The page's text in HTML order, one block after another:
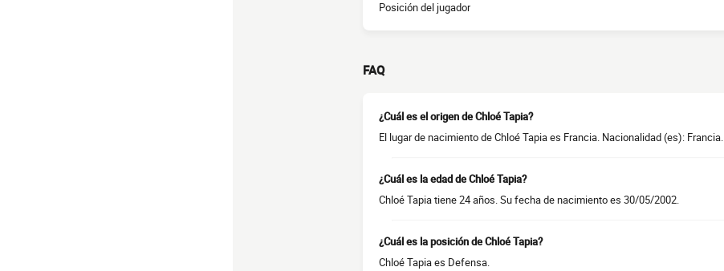
Posición del jugador
FAQ
¿Cuál es el origen de Chloé Tapia?
El lugar de nacimiento de Chloé Tapia es Francia. Nacionalidad (es): Francia.
¿Cuál es la edad de Chloé Tapia?
Chloé Tapia tiene 24 años. Su fecha de nacimiento es 30/05/2002.
¿Cuál es la posición de Chloé Tapia?
Chloé Tapia es Defensa.